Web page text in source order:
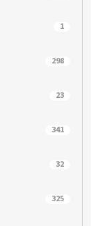
1
298
23
341
32
325